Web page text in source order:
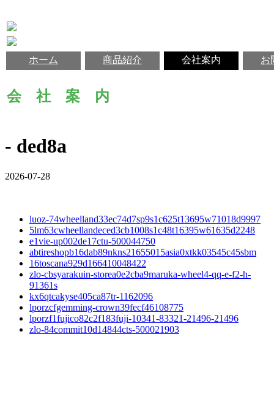
ホーム 商品紹介 会社案内 お
会 社 案 内
- ded8a
2026-07-28
luoz-74wheelland33ec74d7sp9s1c625t13695w71018d9997
5lm63cwheellandeced3cb1008s1c48t16395w61635d2248
e1vie-up002de17ctu-500044750
abtireshopb16dab89nkns21655015asia0xtkk03545c45sbm
16toscana929d166410048422
zlo-cbsyarakuin-storea0e2cba9maruka-wheel4-qq-e-f2-h-
91361s
kx6qtcakyse405ca87tr-1162096
lporzcfgemming-crown39fecf46108775
lporzf1fujico82c2f183fuji-10341-83321-21496-21496
zlo-84commit10d14844cts-500021903